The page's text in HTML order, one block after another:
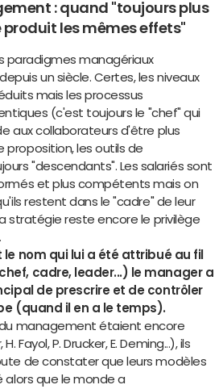
: quand "toujours plus
produit les mêmes effets"
paradigmes managériaux
un siècle. Certes, les niveaux
mais les processus
(c'est toujours le "chef" qui
aux collaborateurs d'être plus
les outils de
"descendants". Les salariés sont
et plus compétents mais on
restent dans le "cadre" de leur
stratégie reste encore le privilège
le nom qui lui a été attribué au fil
cadre, leader...) le manager a
de prescrire et de contrôler
(quand il en a le temps).
du management étaient encore
Fayol, P. Drucker, E. Deming...), ils
de constater que leurs modèles
que le monde a